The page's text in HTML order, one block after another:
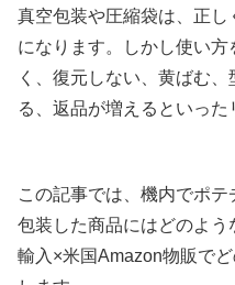
真空包装や圧縮袋は、正
になります。しかし使い
く、復元しない、黄ばむ
る、返品が増えるといった
この記事では、機内でポ
包装した商品にはどのよう
輸入×米国Amazon物販で